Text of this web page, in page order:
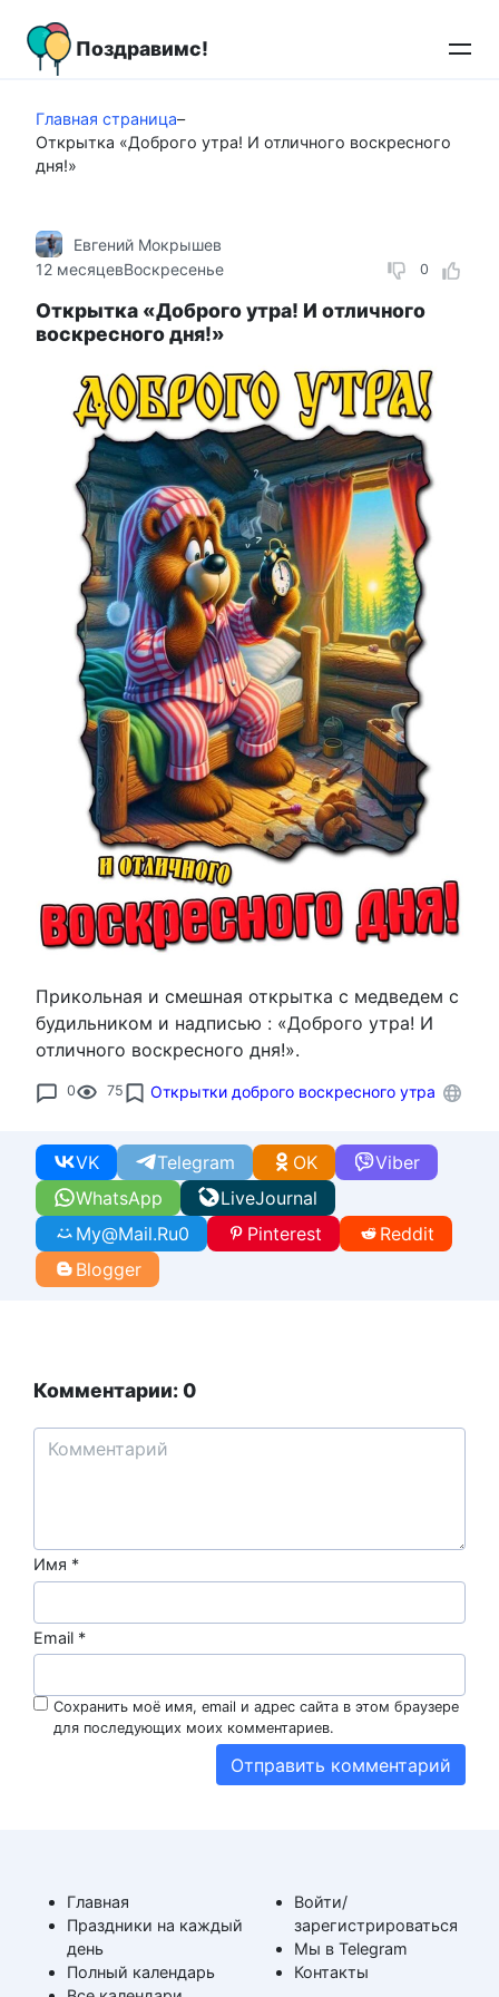
контенту
Поздравимс!
Главная страница–
Открытка «Доброго утра! И отличного воскресного
дня!»
0
Евгений Мокрышев
12 месяцевВоскресенье
Открытка «Доброго утра! И отличного
воскресного дня!»
Прикольная и смешная открытка с медведем с
будильником и надписью : «Доброго утра! И
отличного воскресного дня!».
0 75 Открытки доброго воскресного утра
WhatsApp
VK Telegram Viber
OK
LiveJournal
My@Mail.Ru0 Pinterest
Reddit
Blogger
Комментарии: 0
Имя *
Email *
Сохранить моё имя, email и адрес сайта в этом браузере
для последующих моих комментариев.
Главная
Праздники на каждый
день
Полный календарь
Войти/
зарегистрироваться
Мы в Telegram
Контакты